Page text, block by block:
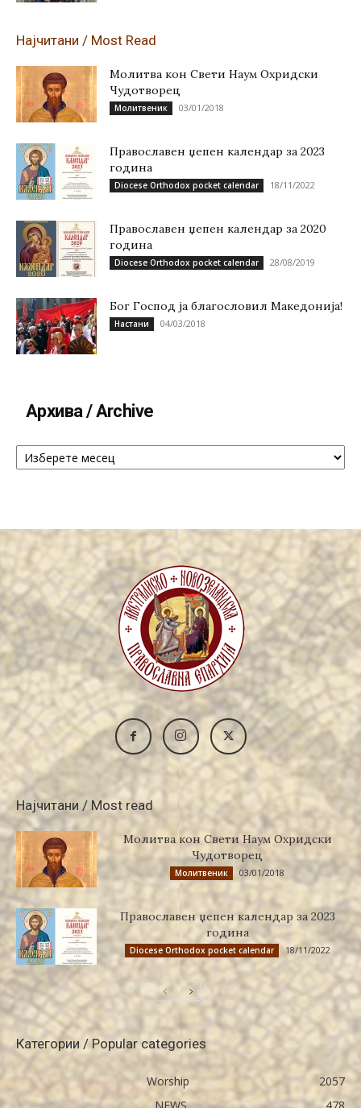
Најчитани / Most Read
Молитва кон Свети Наум Охридски
Чудотворец
Молитвеник 03/01/2018
Православен џепен календар за 2023
година
Diocese Orthodox pocket calendar 18/11/2022
Православен џепен календар за 2020
година
Diocese Orthodox pocket calendar 28/08/2019
Бог Господ ја благословил Македонија!
Настани 04/03/2018
Архива / Archive
Архива
Најчитани / Most read
Молитва кон Свети Наум Охридски
Чудотворец
Молитвеник 03/01/2018
Православен џепен календар за 2023
година
Diocese Orthodox pocket calendar 18/11/2022
Категории / Popular categories
Worship
2057